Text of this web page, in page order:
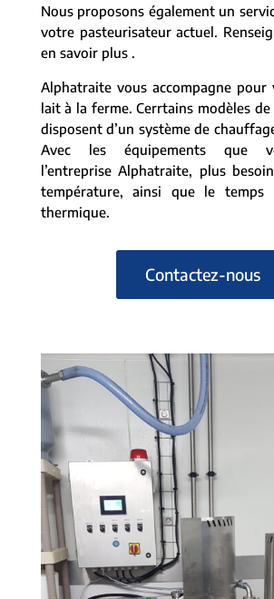
Nous proposons également un
votre pasteurisateur actuel.
en savoir plus .
Alphatraite vous accompagne pour
lait à la ferme. Cerrtains modèles
disposent d’un système de
Avec les équipements que
l’entreprise Alphatraite, plus
température, ainsi que le temps
thermique.
Contactez-nous